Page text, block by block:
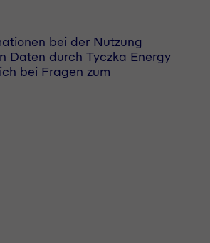
bei der Nutzung
Daten durch Tyczka Energy
bei Fragen zum